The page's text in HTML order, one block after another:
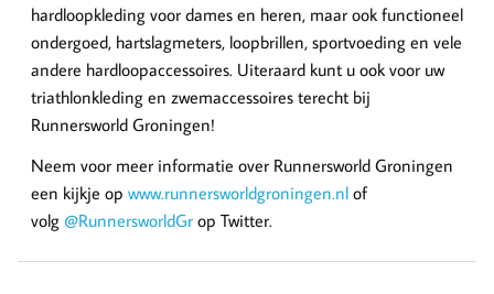
hardloopkleding voor dames en heren, maar ook functioneel
ondergoed, hartslagmeters, loopbrillen, sportvoeding en vele
andere hardloopaccessoires. Uiteraard kunt u ook voor uw
triathlonkleding en zwemaccessoires terecht bij
Runnersworld Groningen!
Neem voor meer informatie over Runnersworld Groningen
een kijkje op www.runnersworldgroningen.nl of
volg @RunnersworldGr op Twitter.